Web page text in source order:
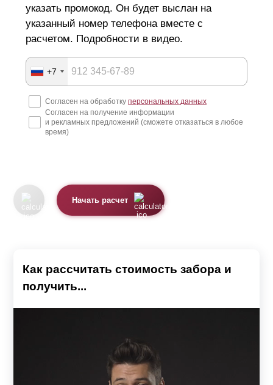
указать промокод. Он будет выслан на
указанный номер телефона вместе с
расчетом. Подробности в видео.
+7
Согласен на обработку персональных данных
Согласен на получение информации
и рекламных предложений (сможете отказаться в любое
время)
Начать расчет
Как рассчитать стоимость забора и
получить...